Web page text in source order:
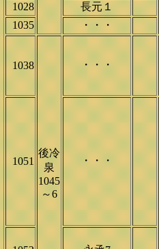
1028 長元１
1035 ・・・
1038
後冷
泉
1045
～6
・・・
1051
・・・